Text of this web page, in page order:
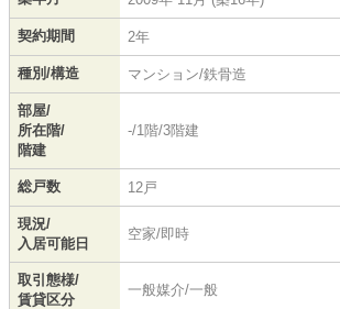
契約期間 2年
種別/構造 マンション/鉄骨造
部屋/
所在階/
階建
-/1階/3階建
総戸数 12戸
現況/
入居可能日
空家/即時
取引態様/
賃貸区分
一般媒介/一般